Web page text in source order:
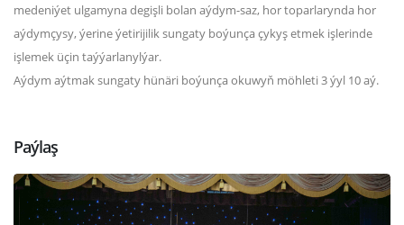
medeniýet ulgamyna degişli bolan aýdym-saz, hor toparlarynda hor
aýdymçysy, ýerine ýetirijilik sungaty boýunça çykyş etmek işlerinde
işlemek üçin taýýarlanylýar.
Aýdym aýtmak sungaty hünäri boýunça okuwyň möhleti 3 ýyl 10 aý.
Paýlaş